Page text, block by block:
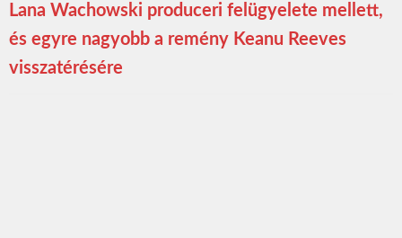
Lana Wachowski produceri felügyelete mellett,
és egyre nagyobb a remény Keanu Reeves
visszatérésére